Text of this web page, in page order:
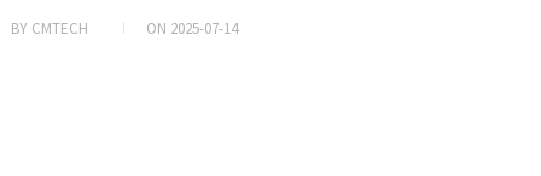
BY CMTECH ON 2025-07-14